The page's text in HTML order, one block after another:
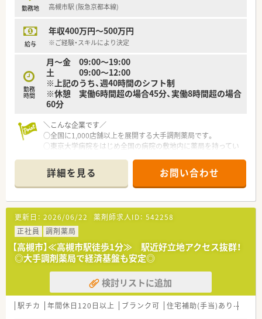
勤務地 高槻市駅 (阪急京都本線)
給与
年収400万円～500万円
※ご経験・スキルにより決定
勤務
時間
月〜金 09:00〜19:00
土 09:00〜12:00
※上記のうち、週40時間のシフト制
※休憩 実働6時間超の場合45分、実働8時間超の場合
60分
＼こんな企業です／
○全国に1,000店舗以上を展開する大手調剤薬局です。
○東京大学病院をはじめ全国の病院の敷地内に薬局を持ってい
病診薬連携を強化することで、地域にお住いの患者様に高度な医
療の提供を実現しています。
○全店「同一の機械・システム」を採用しており、且つ処方箋の応
需内容が多岐にわたる（敷地内・病院門前・医療モール・CL門前）
ので、スキルUPしたい方にはお勧めもです。
○長期就業＆自己研讃を続ける事で給与があがる仕組みになっ
ており、将来的に高年収も狙う事が出来ます。
○インターネットを使って処方薬の飲み方を遠隔指導する「オン
ライン服薬指導」、今後も病院の「敷地内薬局」の推進、女性客の
取り込みを狙う店舗でデザインの一新。
M&Aによる店舗拡大と業界のリーディングカンパニーとして成
長を続けています。
○どの店舗も、最新システムが整っています！
詳細を見る お問い合わせ
更新日： 2026/06/22 薬剤師求人ID： 542258
正社員
調剤薬局
【高槻市】≪高槻市駅徒歩1分≫ 駅近好立地アクセス抜群！
◎大手調剤薬局で経済基盤も安定◎
検討リストに追加
駅チカ 年間休日120日以上 ブランク可 住宅補助(手当)あり